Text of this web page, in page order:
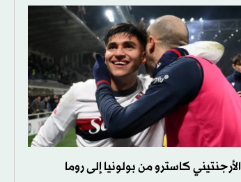
الأرجنتيني كاسترو من بولونيا إلى روما